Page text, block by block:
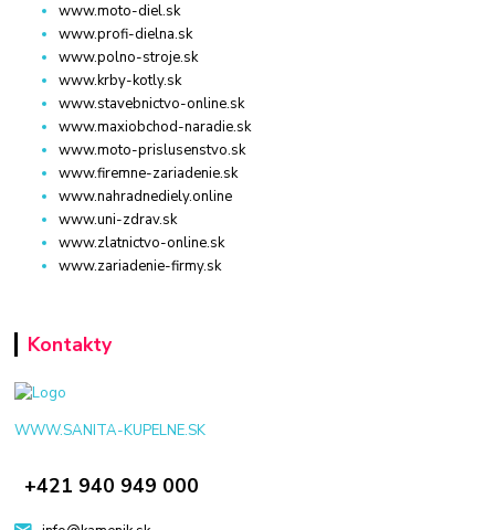
www.moto-diel.sk
www.profi-dielna.sk
www.polno-stroje.sk
www.krby-kotly.sk
www.stavebnictvo-online.sk
www.maxiobchod-naradie.sk
www.moto-prislusenstvo.sk
www.firemne-zariadenie.sk
www.nahradnediely.online
www.uni-zdrav.sk
www.zlatnictvo-online.sk
www.zariadenie-firmy.sk
Kontakty
WWW.SANITA-KUPELNE.SK
+421 940 949 000